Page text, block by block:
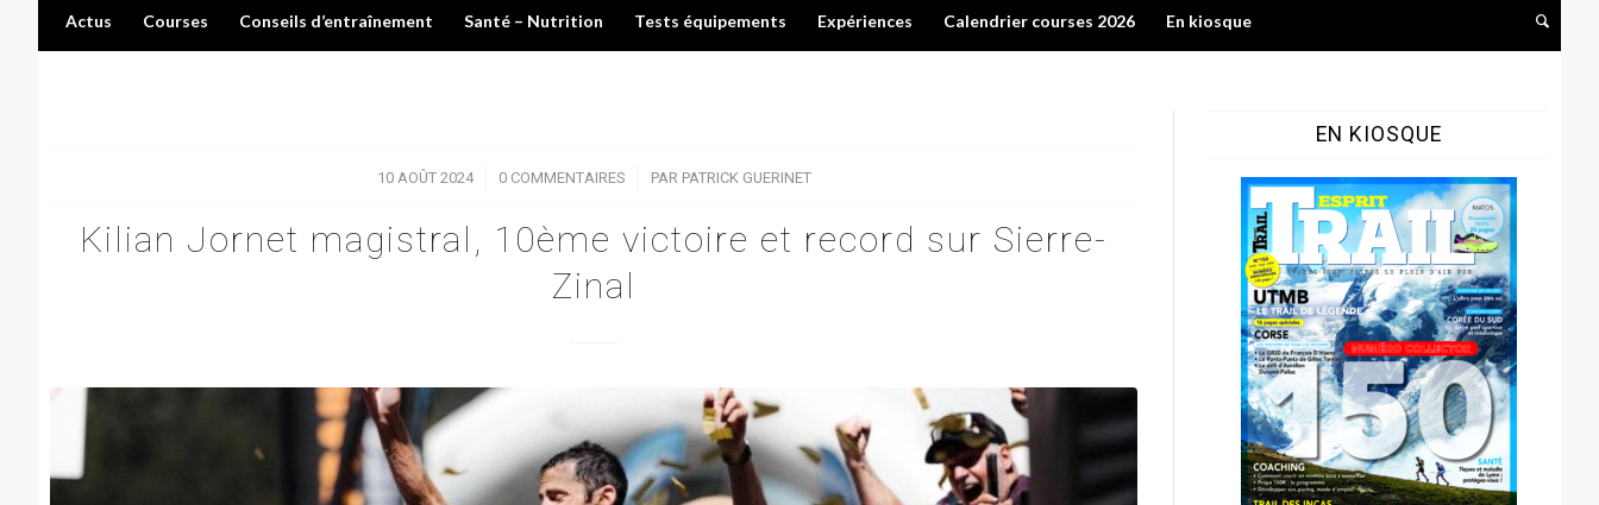
Actus Courses Conseils d’entraînement Santé – Nutrition Tests équipements Expériences Calendrier courses 2026 En kiosque
10 AOÛT 2024
/ 0 COMMENTAIRES
/ PAR PATRICK GUERINET
Kilian Jornet magistral, 10ème victoire et record sur Sierre-
Zinal
EN KIOSQUE